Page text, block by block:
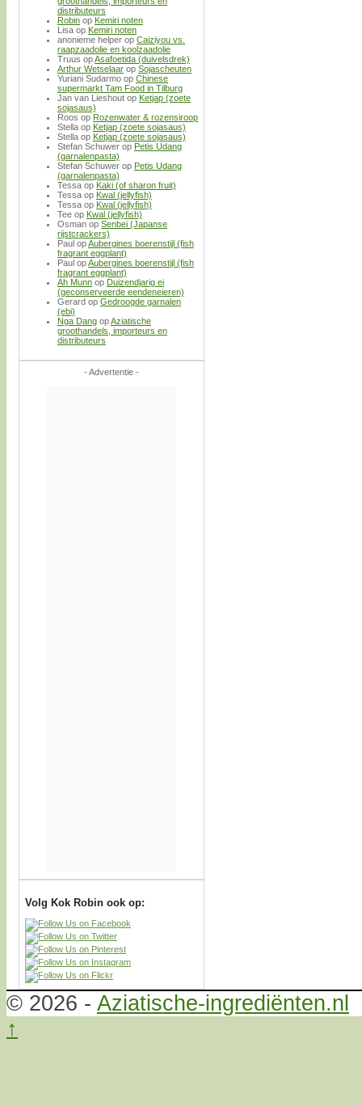
distributeurs
Robin op Kemiri noten
Lisa op Kemiri noten
anonieme helper op Caiziyou vs.
raapzaadolie en koolzaadolie
Truus opAsafoetida (duivelsdrek)
Arthur Wetselaar op Sojascheuten
Yuriani Sudarmo op Chinese
supermarkt Tam Food in Tilburg
Jan van Lieshout op Ketjap (zoete
sojasaus)
Roos op Rozenwater & rozensiroop
Stella op Ketjap (zoete sojasaus)
Stella op Ketjap (zoete sojasaus)
Stefan Schuwer op Petis Udang
(garnalenpasta)
Stefan Schuwer op Petis Udang
(garnalenpasta)
Tessa op Kaki (of sharon fruit)
Tessa op Kwal (jellyfish)
Tessa op Kwal (jellyfish)
Tee op Kwal (jellyfish)
Osman op Senbei (Japanse
rijstcrackers)
Paul opAubergines boerenstijl (fish
fragrant eggplant)
Paul opAubergines boerenstijl (fish
fragrant eggplant)
Ah Munn op Duizendjarig ei
(geconserveerde eendeneieren)
Gerard op Gedroogde garnalen
(ebi)
Nga Dang opAziatische
groothandels, importeurs en
distributeurs
- Advertentie -
Volg Kok Robin ook op:
© 2026 - Aziatische-ingrediënten.nl
↑